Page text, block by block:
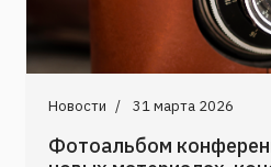
Новости 31 марта 2026
Фотоальбом